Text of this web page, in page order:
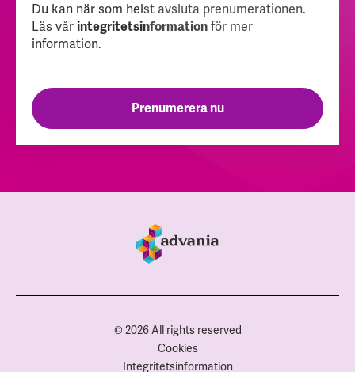
Du kan när som helst avsluta prenumerationen.
Läs vår integritetsinformation för mer
information.
© 2026 All rights reserved
Cookies
Integritetsinformation